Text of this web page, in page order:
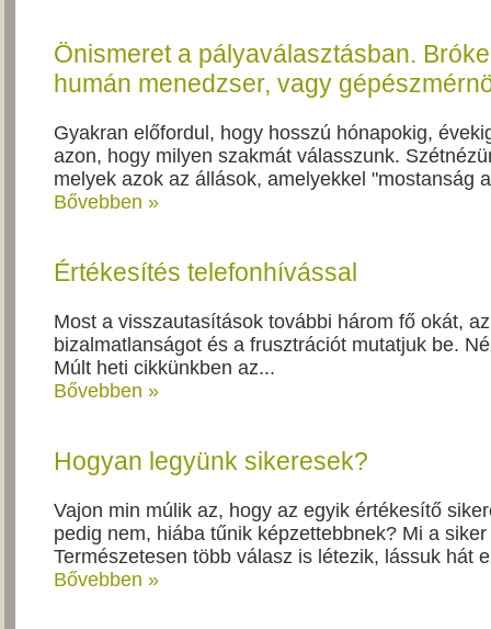
Önismeret a pályaválasztásban.
humán menedzser, vagy
Gyakran előfordul, hogy hosszú hónapokig,
azon, hogy milyen szakmát válasszunk.
melyek azok az állások, amelyekkel "mostanság
Bővebben »
Értékesítés telefonhívással
Most a visszautasítások további három fő okát,
bizalmatlanságot és a frusztrációt mutatjuk be.
Múlt heti cikkünkben az...
Bővebben »
Hogyan legyünk sikeresek?
Vajon min múlik az, hogy az egyik értékesítő
pedig nem, hiába tűnik képzettebbnek? Mi a
Természetesen több válasz is létezik, lássuk hát
Bővebben »